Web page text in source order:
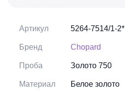
Артикул 5264-7514/1-2*
Бренд Chopard
Проба Золото 750
Материал Белое золото